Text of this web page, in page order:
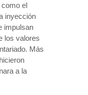
como el
inyección
impulsan
los valores
Más
a la